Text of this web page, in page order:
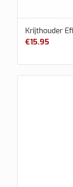
Krijthouder
€15.95